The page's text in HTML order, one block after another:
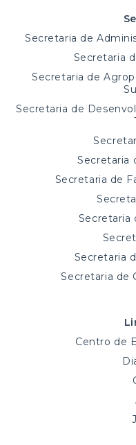
Secretaria de
Secretaria
Secretaria de
Secretaria de
Secretaria
Secretaria de
Secretaria
Secretaria
Secretaria de
Centro de